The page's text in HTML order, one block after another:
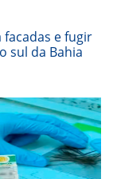
e fugir
sul da Bahia